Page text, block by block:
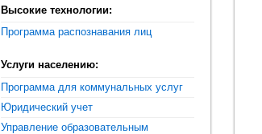
Высокие технологии:
Программа распознавания лиц
Услуги населению:
Программа для коммунальных услуг
Юридический учет
Управление образовательным